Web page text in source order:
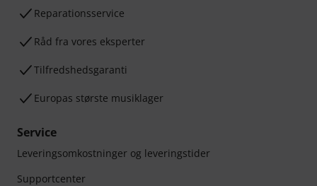
Reparationsservice
Råd fra vores eksperter
Tilfredshedsgaranti
Europas største musiklager
Service
Leveringsomkostninger og leveringstider
Supportcenter